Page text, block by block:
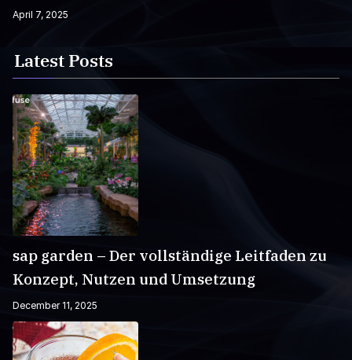
April 7, 2025
Latest Posts
sap garden – Der vollständige Leitfaden zu
Konzept, Nutzen und Umsetzung
December 11, 2025